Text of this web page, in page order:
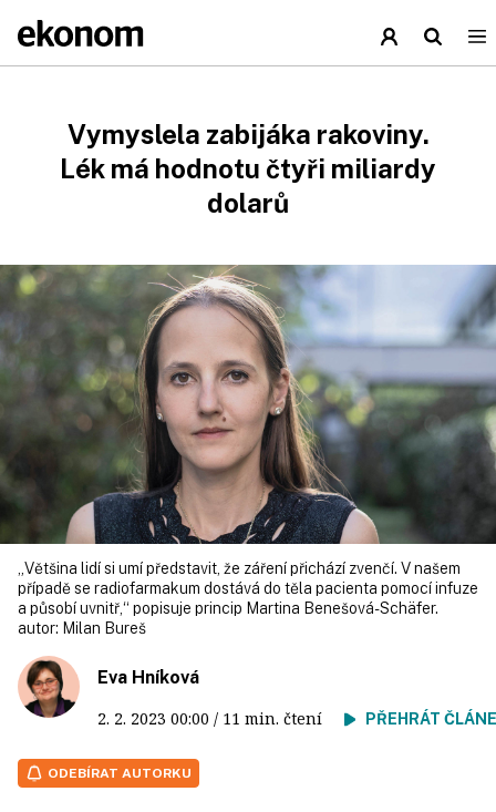
Vymyslela zabijáka rakoviny.
Lék má hodnotu čtyři miliardy
dolarů
„Většina lidí si umí představit, že záření přichází zvenčí. V našem
případě se radiofarmakum dostává do těla pacienta pomocí infuze
a působí uvnitř,“ popisuje princip Martina Benešová-Schäfer.
autor: Milan Bureš
Eva Hníková
2. 2. 2023 00:00 / 11 min. čtení PŘEHRÁT
ODEBÍRAT AUTORKU